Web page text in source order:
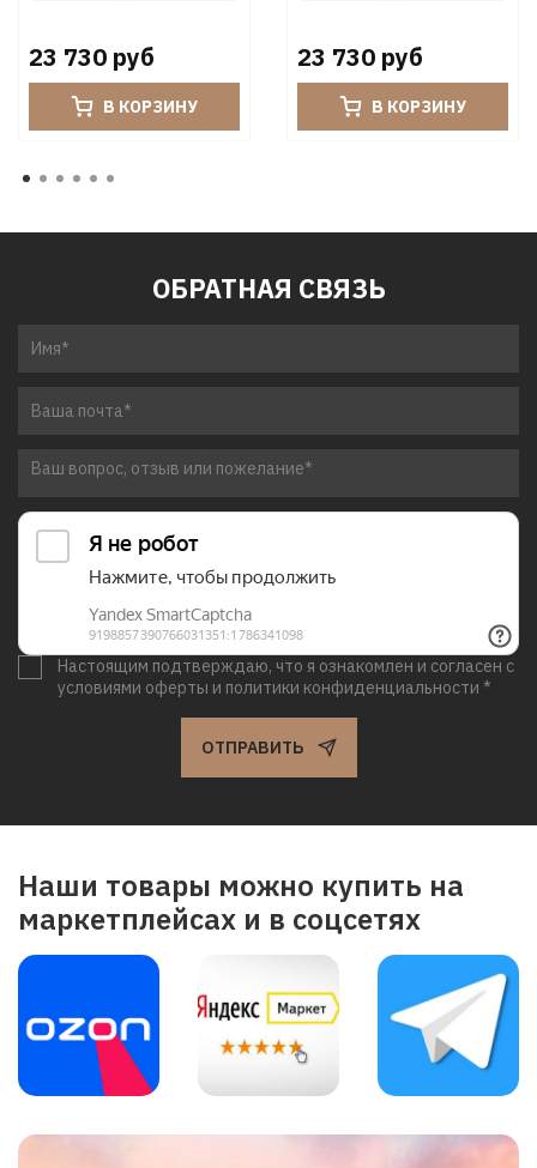
23 730 руб
В КОРЗИНУ
23 730 руб
В КОРЗИНУ
ОБРАТНАЯ СВЯЗЬ
Настоящим подтверждаю, что я ознакомлен и согласен с
условиями оферты и политики конфиденциальности *
ОТПРАВИТЬ
Наши товары можно купить на
маркетплейсах и в соцсетях